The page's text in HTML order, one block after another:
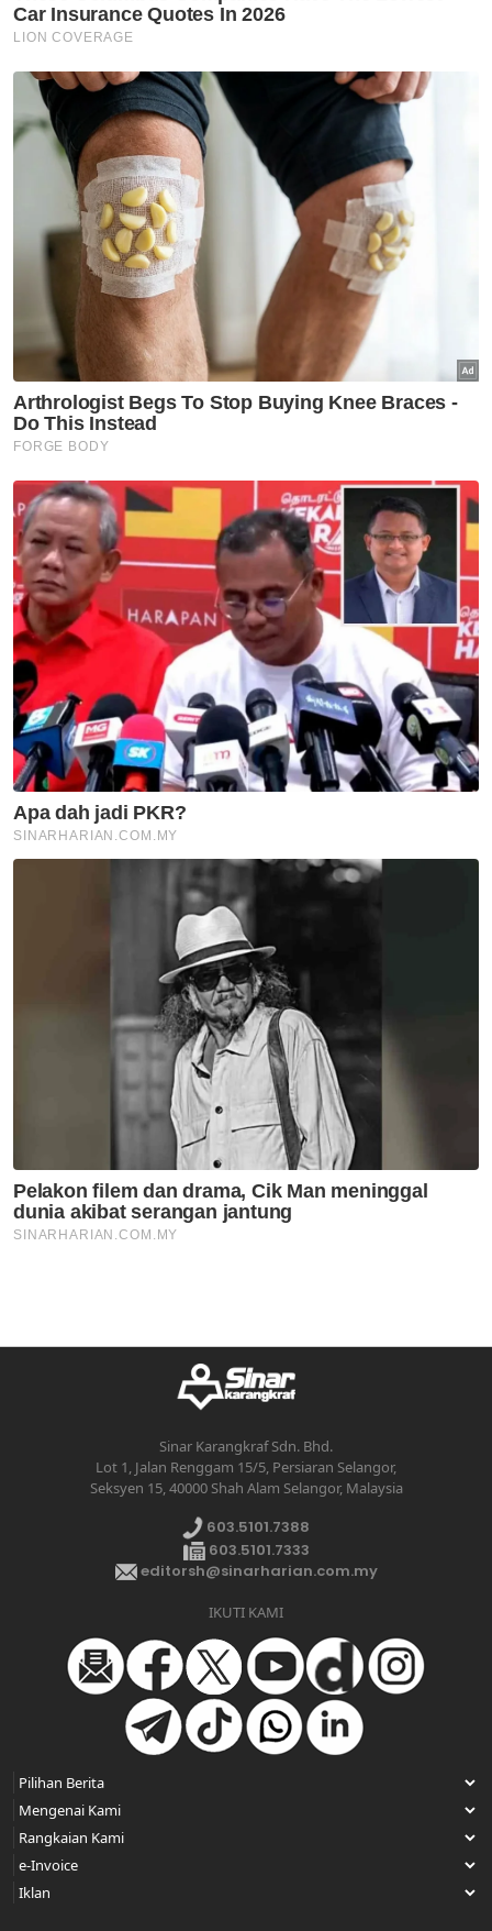
Sinar Karangkraf Sdn. Bhd.
Lot 1, Jalan Renggam 15/5, Persiaran Selangor,
Seksyen 15, 40000 Shah Alam Selangor, Malaysia
603.5101.7388
603.5101.7333
editorsh@sinarharian.com.my
IKUTI KAMI